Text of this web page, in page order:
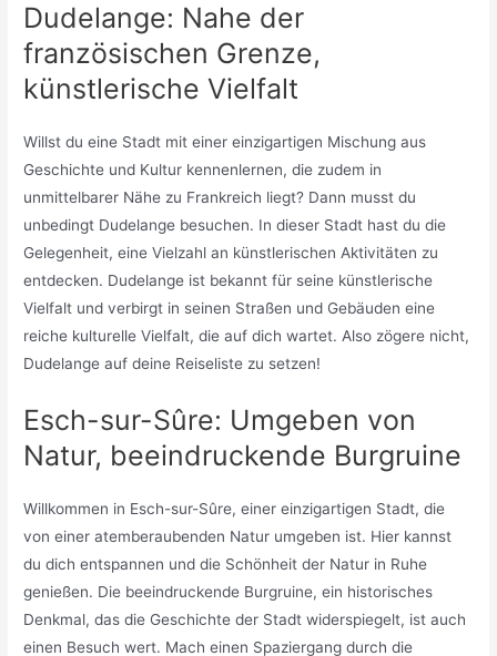
Dudelange: Nahe der
französischen Grenze,
künstlerische Vielfalt
Willst du eine Stadt mit einer einzigartigen Mischung aus
Geschichte und Kultur kennenlernen, die zudem in
unmittelbarer Nähe zu Frankreich liegt? Dann musst du
unbedingt Dudelange besuchen. In dieser Stadt hast du die
Gelegenheit, eine Vielzahl an künstlerischen Aktivitäten zu
entdecken. Dudelange ist bekannt für seine künstlerische
Vielfalt und verbirgt in seinen Straßen und Gebäuden eine
reiche kulturelle Vielfalt, die auf dich wartet. Also zögere nicht,
Dudelange auf deine Reiseliste zu setzen!
Esch-sur-Sûre: Umgeben von
Natur, beeindruckende Burgruine
Willkommen in Esch-sur-Sûre, einer einzigartigen Stadt, die
von einer atemberaubenden Natur umgeben ist. Hier kannst
du dich entspannen und die Schönheit der Natur in Ruhe
genießen. Die beeindruckende Burgruine, ein historisches
Denkmal, das die Geschichte der Stadt widerspiegelt, ist auch
einen Besuch wert. Mach einen Spaziergang durch die